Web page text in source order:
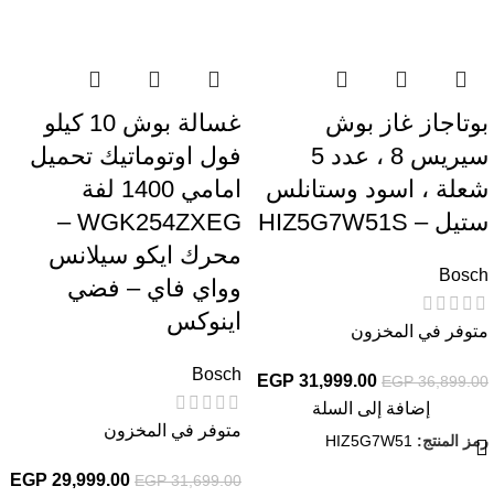
بوتاجاز غاز بوش
سيريس 8 ، عدد 5
شعلة ، اسود وستانلس
ستيل – HIZ5G7W51S
Bosch
متوفر في المخزون
EGP36,899.00
EGP 31,999.00
إضافة إلى السلة
رمز المنتج: HIZ5G7W51
غسالة بوش 10 كيلو
فول اوتوماتيك تحميل
امامي 1400 لفة
WGK254ZXEG –
محرك ايكو سيلانس
وواي فاي – فضي
اينوكس
Bosch
متوفر في المخزون
EGP31,699.00
EGP 29,999.00